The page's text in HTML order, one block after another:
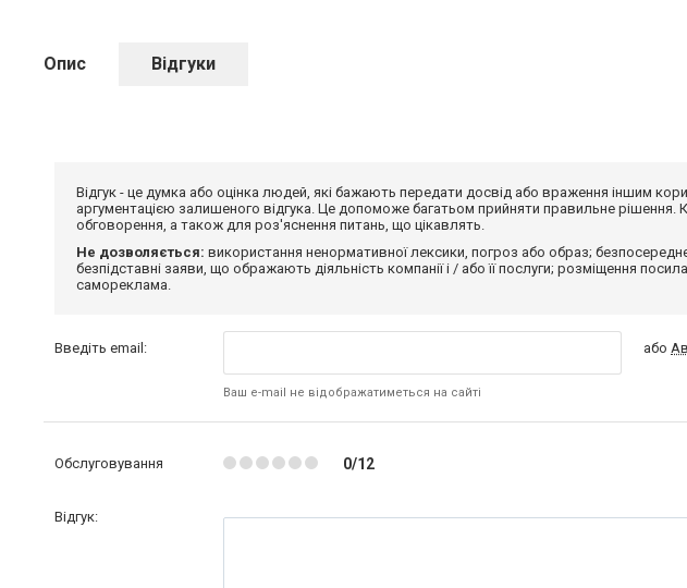
Опис Відгуки
Відгук - це думка або оцінка людей, які бажають передати досвід або враження іншим
аргументацією залишеного відгука. Це допоможе багатьом прийняти правильне рішення.
обговорення, а також для роз'яснення питань, що цікавлять.
Не дозволяється: використання ненормативної лексики, погроз або образ;
безпідставні заяви, що ображають діяльність компанії і / або її послуги; розміщення
самореклама.
Введіть email:
Ваш e-mail не відображатиметься на сайті
або
Обслуговування 0/12
Відгук: